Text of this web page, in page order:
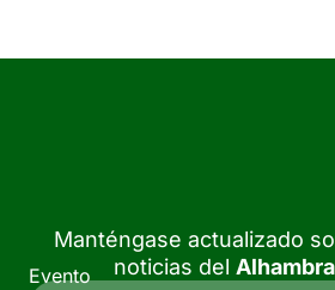
Evento
Manténgase actualizado
noticias del